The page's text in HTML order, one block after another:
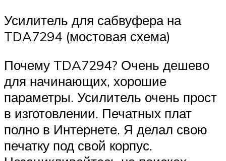
Усилитель для сабвуфера на
TDA7294 (мостовая схема)
Почему TDA7294? Очень дешево
для начинающих, хорошие
параметры. Усилитель очень прост
в изготовлении. Печатных плат
полно в Интернете. Я делал свою
печатку под свой корпус.